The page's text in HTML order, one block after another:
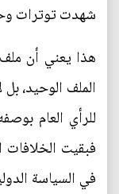
شهدت توترات
هذا يعني أن
الملف الوحيد،
للرأي العام
فبقيت
في السياسة